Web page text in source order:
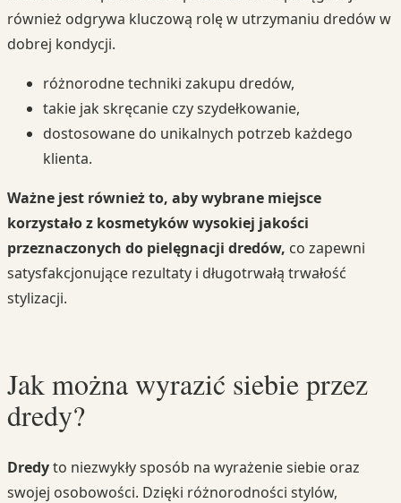
również odgrywa kluczową rolę w utrzymaniu dredów w
dobrej kondycji.
różnorodne techniki zakupu dredów,
takie jak skręcanie czy szydełkowanie,
dostosowane do unikalnych potrzeb każdego
klienta.
Ważne jest również to, aby wybrane miejsce
korzystało z kosmetyków wysokiej jakości
przeznaczonych do pielęgnacji dredów, co zapewni
satysfakcjonujące rezultaty i długotrwałą trwałość
stylizacji.
Jak można wyrazić siebie przez
dredy?
Dredyto niezwykły sposób na wyrażenie siebie oraz
swojej osobowości. Dzięki różnorodności stylów,